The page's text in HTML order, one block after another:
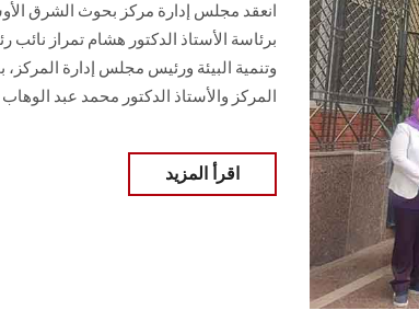
انعقد مجلس إدارة مركز بحوث الشرق
برئاسة الأستاذ الدكتور هشام تمراز
وتنمية البيئة ورئيس مجلس إدارة
المركز والأستاذ الدكتور محمد عبد الوهاب
اقرأ المزيد